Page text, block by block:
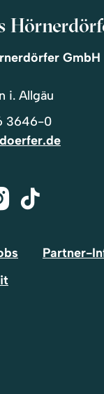
GmbH
i. Allgäu
3646-0
Tik-
Partner-